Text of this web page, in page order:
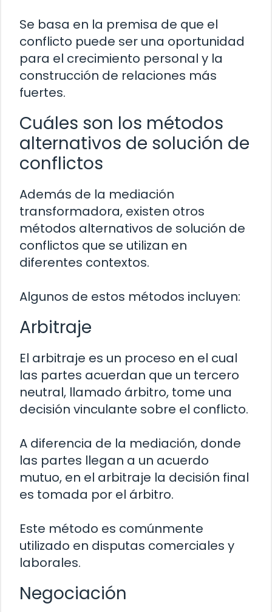
Se basa en la premisa de que el
conflicto puede ser una oportunidad
para el crecimiento personal y la
construcción de relaciones más
fuertes.
Cuáles son los métodos
alternativos de solución de
conflictos
Además de la mediación
transformadora, existen otros
métodos alternativos de solución de
conflictos que se utilizan en
diferentes contextos.
Algunos de estos métodos incluyen:
Arbitraje
El arbitraje es un proceso en el cual
las partes acuerdan que un tercero
neutral, llamado árbitro, tome una
decisión vinculante sobre el conflicto.
A diferencia de la mediación, donde
las partes llegan a un acuerdo
mutuo, en el arbitraje la decisión final
es tomada por el árbitro.
Este método es comúnmente
utilizado en disputas comerciales y
laborales.
Negociación